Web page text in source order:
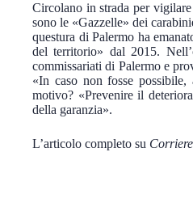
Circolano in strada per
sono le «Gazzelle» dei
questura di Palermo ha
del territorio» dal 2015.
commissariati di Palermo e
«In caso non fosse possibile,
motivo? «Prevenire il
della garanzia».
L’articolo completo su